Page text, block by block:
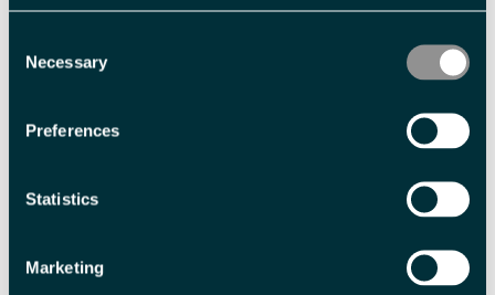
Selection
Necessary
Preferences
Statistics
Marketing
Polarsommer
Språk